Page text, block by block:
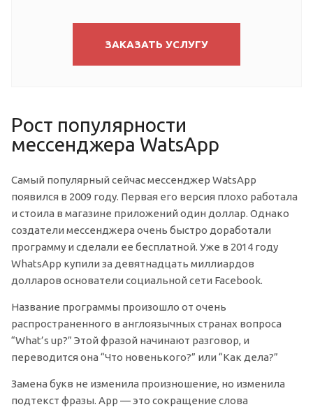
ЗАКАЗАТЬ УСЛУГУ
Рост популярности
мессенджера WatsApp
Самый популярный сейчас мессенджер WatsApp
появился в 2009 году. Первая его версия плохо работала
и стоила в магазине приложений один доллар. Однако
создатели мессенджера очень быстро доработали
программу и сделали ее бесплатной. Уже в 2014 году
WhatsApp купили за девятнадцать миллиардов
долларов основатели социальной сети Facebook.
Название программы произошло от очень
распространенного в англоязычных странах вопроса
“What’s up?” Этой фразой начинают разговор, и
переводится она “Что новенького?” или “Как дела?”
Замена букв не изменила произношение, но изменила
подтекст фразы. App — это сокращение слова